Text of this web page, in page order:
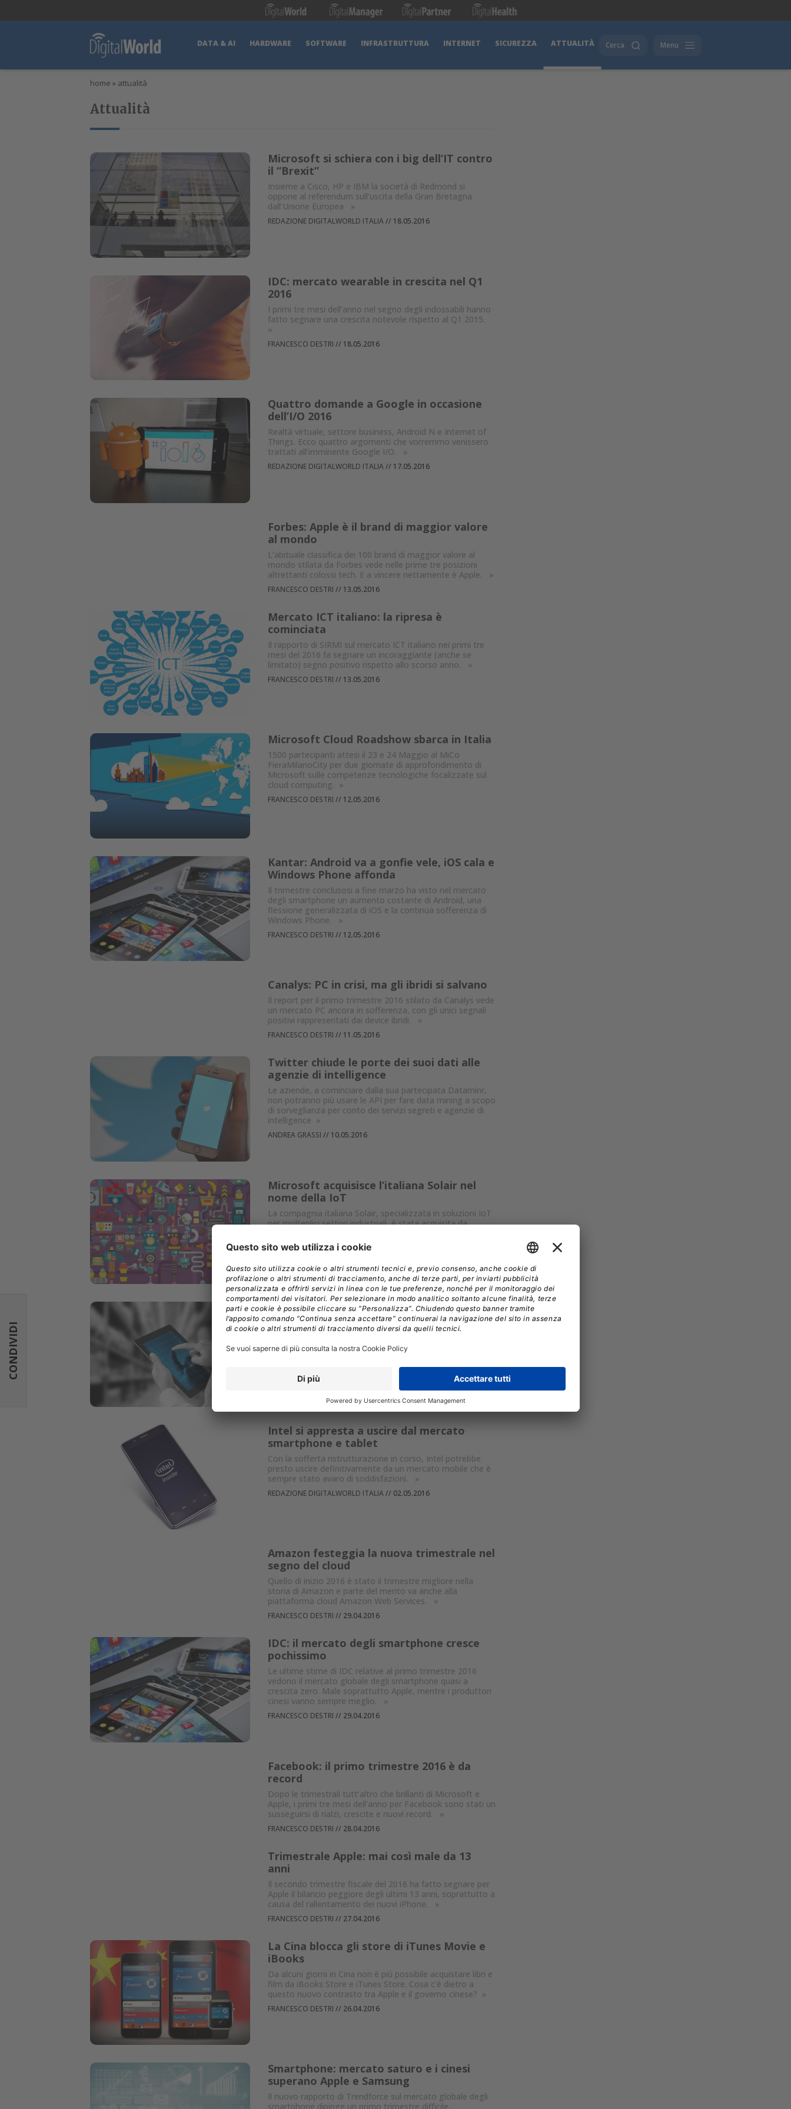
DATA & AI HARDWARE SOFTWARE INFRASTRUTTURA INTERNET SICUREZZA ATTUALITÀ Cerca Menu
home » attualità
Attualità
Microsoft si schiera con i big dell’IT contro
il “Brexit”
Insieme a Cisco, HP e IBM la società di Redmond si
oppone al referendum sull'uscita della Gran Bretagna
dall’Unione Europea
»
REDAZIONE DIGITALWORLD ITALIA// 18.05.2016
IDC: mercato wearable in crescita nel Q1
2016
I primi tre mesi dell’anno nel segno degli indossabili hanno
fatto segnare una crescita notevole rispetto al Q1 2015.
»
FRANCESCO DESTRI // 18.05.2016
Quattro domande a Google in occasione
dell’I/O 2016
Realtà virtuale, settore business, Android N e Internet of
Things. Ecco quattro argomenti che vorremmo venissero
trattati all’imminente Google I/O.
»
REDAZIONE DIGITALWORLD ITALIA// 17.05.2016
Forbes: Apple è il brand di maggior valore
al mondo
L’abituale classifica dei 100 brand di maggior valore al
mondo stilata da Forbes vede nelle prime tre posizioni
altrettanti colossi tech. E a vincere nettamente è Apple.
»
FRANCESCO DESTRI // 13.05.2016
Mercato ICT italiano: la ripresa è
cominciata
Il rapporto di SIRMI sul mercato ICT italiano nei primi tre
mesi del 2016 fa segnare un incoraggiante (anche se
limitato) segno positivo rispetto allo scorso anno.
»
FRANCESCO DESTRI // 13.05.2016
Microsoft Cloud Roadshow sbarca in Italia
1500 partecipanti attesi il 23 e 24 Maggio al MiCo
FieraMilanoCity per due giornate di approfondimento di
Microsoft sulle competenze tecnologiche focalizzate sul
cloud computing. »
FRANCESCO DESTRI // 12.05.2016
Kantar: Android va a gonfie vele, iOS cala e
Windows Phone affonda
Il trimestre conclusosi a fine marzo ha visto nel mercato
degli smartphone un aumento costante di Android, una
flessione generalizzata di iOS e la continua sofferenza di
Windows Phone.
»
FRANCESCO DESTRI // 12.05.2016
Canalys: PC in crisi, ma gli ibridi si salvano
Il report per il primo trimestre 2016 stilato da Canalys vede
un mercato PC ancora in sofferenza, con gli unici segnali
positivi rappresentati dai device ibridi.
»
FRANCESCO DESTRI // 11.05.2016
Twitter chiude le porte dei suoi dati alle
agenzie di intelligence
Le aziende, a cominciare dalla sua partecipata Dataminr,
non potranno più usare le API per fare data mining a scopo
di sorveglianza per conto dei servizi segreti e agenzie di
intelligence »
ANDREA GRASSI // 10.05.2016
Microsoft acquisisce l’italiana Solair nel
nome della IoT
La compagnia italiana Solair, specializzata in soluzioni IoT
per molteplici settori industriali, è stata acquisita da
FRANCESCO DESTRI//04.05.2016
Mercato tablet sempre più in rosso
Secondo IDC il primo trimestre del 2016 si è aperto per il
mercato dei tablet con un -15% anno su anno. E a
festeggiare ci sono solo Amazon e Huawei.
Intel si appresta a uscire dal mercato
smartphone e tablet
Con la sofferta ristrutturazione in corso, Intel potrebbe
presto uscire definitivamente da un mercato mobile che è
sempre stato avaro di soddisfazioni.
»
REDAZIONE DIGITALWORLD ITALIA// 02.05.2016
Amazon festeggia la nuova trimestrale nel
segno del cloud
Quello di inizio 2016 è stato il trimestre migliore nella
storia di Amazon e parte del merito va anche alla
piattaforma cloud Amazon Web Services.
»
FRANCESCO DESTRI // 29.04.2016
IDC: il mercato degli smartphone cresce
pochissimo
Le ultime stime di IDC relative al primo trimestre 2016
vedono il mercato globale degli smartphone quasi a
crescita zero. Male soprattutto Apple, mentre i produttori
cinesi vanno sempre meglio.
»
FRANCESCO DESTRI // 29.04.2016
Facebook: il primo trimestre 2016 è da
record
Dopo le trimestrali tutt’altro che brillanti di Microsoft e
Apple, i primi tre mesi dell’anno per Facebook sono stati un
susseguirsi di rialzi, crescite e nuovi record.
»
FRANCESCO DESTRI // 28.04.2016
Trimestrale Apple: mai così male da 13
anni
Il secondo trimestre fiscale del 2016 ha fatto segnare per
Apple il bilancio peggiore degli ultimi 13 anni, soprattutto a
causa del rallentamento dei nuovi iPhone.
»
FRANCESCO DESTRI // 27.04.2016
La Cina blocca gli store di iTunes Movie e
iBooks
Da alcuni giorni in Cina non è più possibile acquistare libri e
film da iBooks Store e iTunes Store. Cosa c’è dietro a
questo nuovo contrasto tra Apple e il governo cinese? »
FRANCESCO DESTRI // 26.04.2016
Smartphone: mercato saturo e i cinesi
superano Apple e Samsung
Il nuovo rapporto di Trendforce sul mercato globale degli
smartphone dipinge un primo trimestre difficile,
CONDIVIDI